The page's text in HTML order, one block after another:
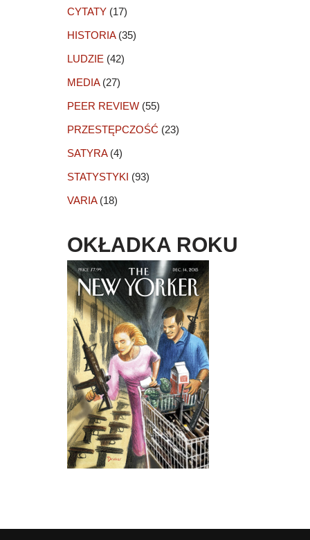
CYTATY(17)
HISTORIA(35)
LUDZIE (42)
MEDIA(27)
PEER REVIEW(55)
PRZESTĘPCZOŚĆ (23)
SATYRA(4)
STATYSTYKI (93)
VARIA(18)
OKŁADKA ROKU